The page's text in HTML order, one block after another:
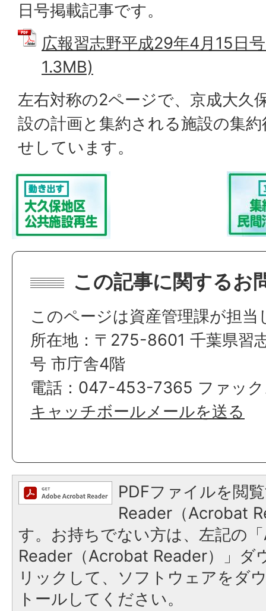
日号掲載記事です。
広報習志野平成29年4月15日
1.3MB)
左右対称の2ページで、京成大久
設の計画と集約される施設の集
せしています。
この記事に関するお
このページは資産管理課が担当
所在地：〒275-8601 千葉県習
号 市庁舎4階
電話：047-453-7365 ファッ
キャッチボールメールを送る
PDFファイルを閲
Reader（Acrobat
す。お持ちでない方は、左記の
Reader（Acrobat Reader）」ダ
リックして、ソフトウェアをダ
トールしてください。